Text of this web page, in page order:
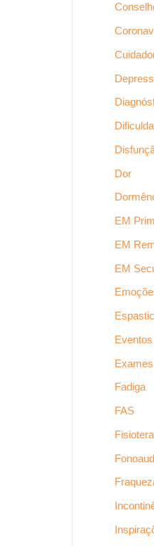
Dor
EM
EM
EM
Eventos
Exames
Fadiga
FAS